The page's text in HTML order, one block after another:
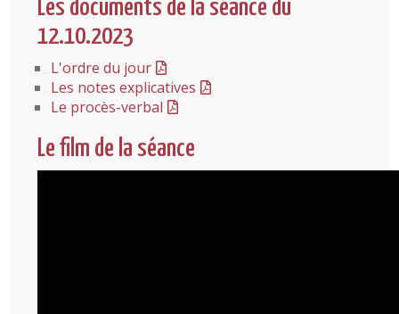
Les documents de la séance du
12.10.2023
L'ordre du jour
Les notes explicatives
Le procès-verbal
Le film de la séance